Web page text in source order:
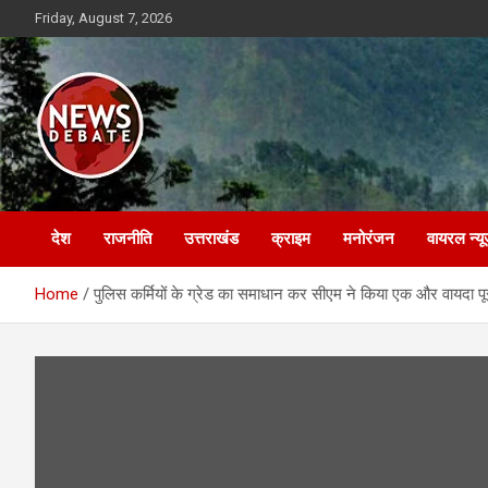
to
content
Friday, August 7, 2026
News Debate
देश राजनीति उत्तराखंड क्राइम मनोरंजन वायरल
Home पुलिस कर्मियों के ग्रेड का समाधान कर सीएम ने किया एक और वायदा